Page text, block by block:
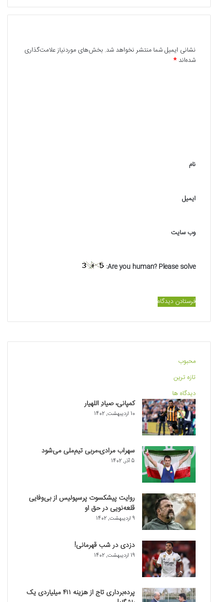
نشانی ایمیل شما منتشر نخواهد شد. بخش‌های موردنیاز علامت‌گذاری
شده‌اند*
*
نام
ایمیل
وب‌ سایت
Are you human? Please solve:
محبوب
تازه ترین
دیدگاه ها
کمپانی، صیادِ اللهیار
10 اردیبهشت, 1402
سهراب مرادی،مربی تیم‌ملی می‌شود
5 آذر, 1402
روایت پیشکسوت پرسپولیس از بی‌وفایی
قلعه‌نویی در حق او
9 اردیبهشت, 1402
دزدی در شب قهرمانی!
19 اردیبهشت, 1402
پرده‌برداری تاج از هزینه ۴۱۱ میلیاردی یک